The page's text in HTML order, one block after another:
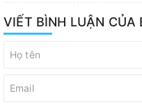
VIẾT BÌNH LUẬN CỦA